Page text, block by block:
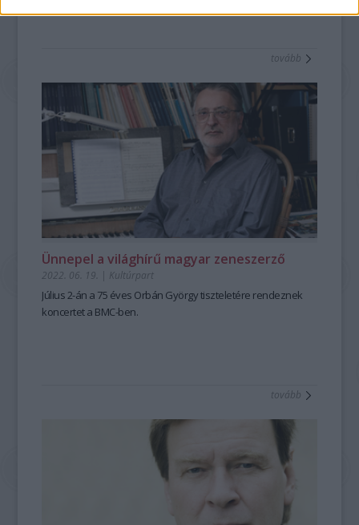
tovább
Ünnepel a világhírű magyar zeneszerző
2022. 06. 19. | Kultúrpart
Július 2-án a 75 éves Orbán György tiszteletére rendeznek
koncertet a BMC-ben.
tovább